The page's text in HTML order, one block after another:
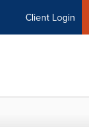
Client Login